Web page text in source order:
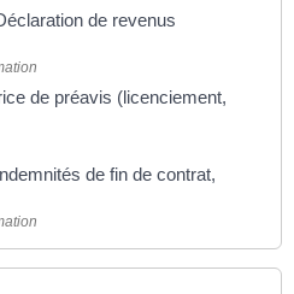
de revenus
de préavis (licenciement,
de fin de contrat,